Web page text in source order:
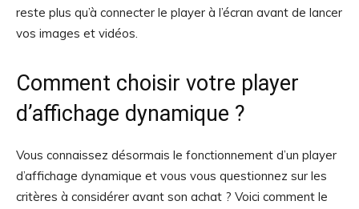
reste plus qu’à connecter le player à l’écran avant de lancer
vos images et vidéos.
Comment choisir votre player
d’affichage dynamique ?
Vous connaissez désormais le fonctionnement d’un player
d’affichage dynamique et vous vous questionnez sur les
critères à considérer avant son achat ? Voici comment le